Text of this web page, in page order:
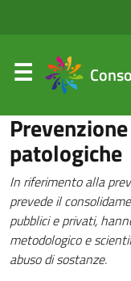
patologiche
In riferimento alla
prevede il
pubblici e privati,
metodologico e
abuso di sostanze.